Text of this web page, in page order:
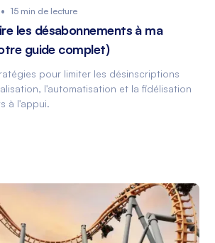
• 15 min de lecture
les désabonnements à ma
guide complet)
pour limiter les désinscriptions
l'automatisation et la fidélisation
à l'appui.